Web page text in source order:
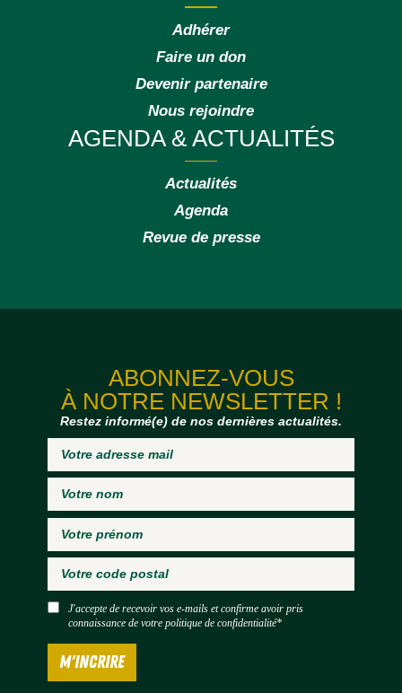
Adhérer
Faire un don
Devenir partenaire
Nous rejoindre
AGENDA & ACTUALITÉS
Actualités
Agenda
Revue de presse
ABONNEZ-VOUS
À NOTRE NEWSLETTER !
Restez informé(e) de nos dernières actualités.
J'accepte de recevoir vos e-mails et confirme avoir pris
connaissance de votre politique de confidentialité*